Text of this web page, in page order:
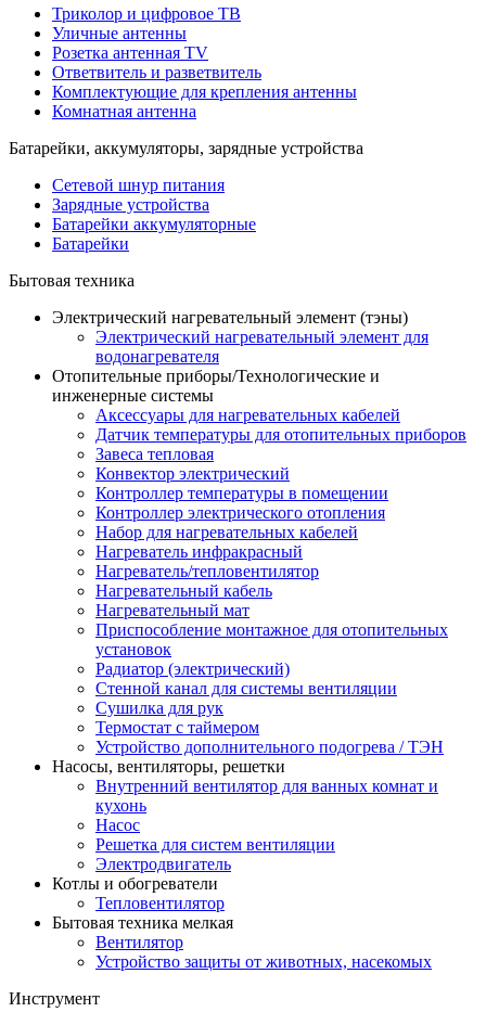
Триколор и цифровое ТВ
Уличные антенны
Розетка антенная TV
Ответвитель и разветвитель
Комплектующие для крепления антенны
Комнатная антенна
Батарейки, аккумуляторы, зарядные устройства
Сетевой шнур питания
Зарядные устройства
Батарейки аккумуляторные
Батарейки
Бытовая техника
Электрический нагревательный элемент (тэны)
Электрический нагревательный элемент для
водонагревателя
Отопительные приборы/Технологические и
инженерные системы
Аксессуары для нагревательных кабелей
Датчик температуры для отопительных приборов
Завеса тепловая
Конвектор электрический
Контроллер температуры в помещении
Контроллер электрического отопления
Набор для нагревательных кабелей
Нагреватель инфракрасный
Нагреватель/тепловентилятор
Нагревательный кабель
Нагревательный мат
Приспособление монтажное для отопительных
установок
Радиатор (электрический)
Стенной канал для системы вентиляции
Сушилка для рук
Термостат с таймером
Устройство дополнительного подогрева / ТЭН
Насосы, вентиляторы, решетки
Внутренний вентилятор для ванных комнат и
кухонь
Насос
Решетка для систем вентиляции
Электродвигатель
Котлы и обогреватели
Тепловентилятор
Бытовая техника мелкая
Вентилятор
Устройство защиты от животных, насекомых
Инструмент